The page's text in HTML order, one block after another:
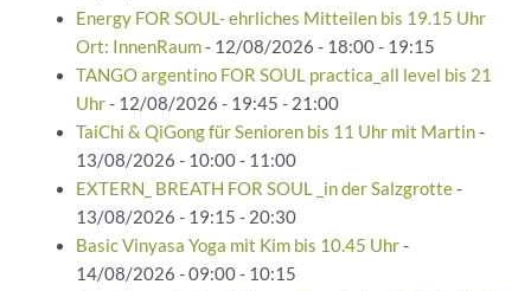
Energy FOR SOUL- ehrliches Mitteilen bis 19.15 Uhr
Ort: InnenRaum- 12/08/2026 - 18:00 - 19:15
TANGO argentino FOR SOUL practica_all level bis 21
Uhr- 12/08/2026 - 19:45 - 21:00
TaiChi & QiGong für Senioren bis 11 Uhr mit Martin-
13/08/2026 - 10:00 - 11:00
EXTERN_ BREATH FOR SOUL _in der Salzgrotte-
13/08/2026 - 19:15 - 20:30
Basic Vinyasa Yoga mit Kim bis 10.45 Uhr-
14/08/2026 - 09:00 - 10:15